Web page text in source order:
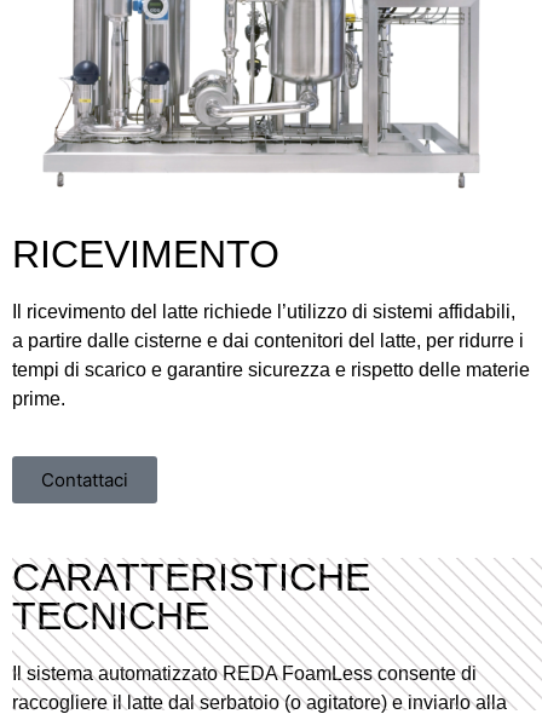
RICEVIMENTO
Il ricevimento del latte richiede l’utilizzo di sistemi affidabili,
a partire dalle cisterne e dai contenitori del latte, per ridurre i
tempi di scarico e garantire sicurezza e rispetto delle materie
prime.
Contattaci
CARATTERISTICHE
TECNICHE
Il sistema automatizzato REDA FoamLess consente di
raccogliere il latte dal serbatoio (o agitatore) e inviarlo alla